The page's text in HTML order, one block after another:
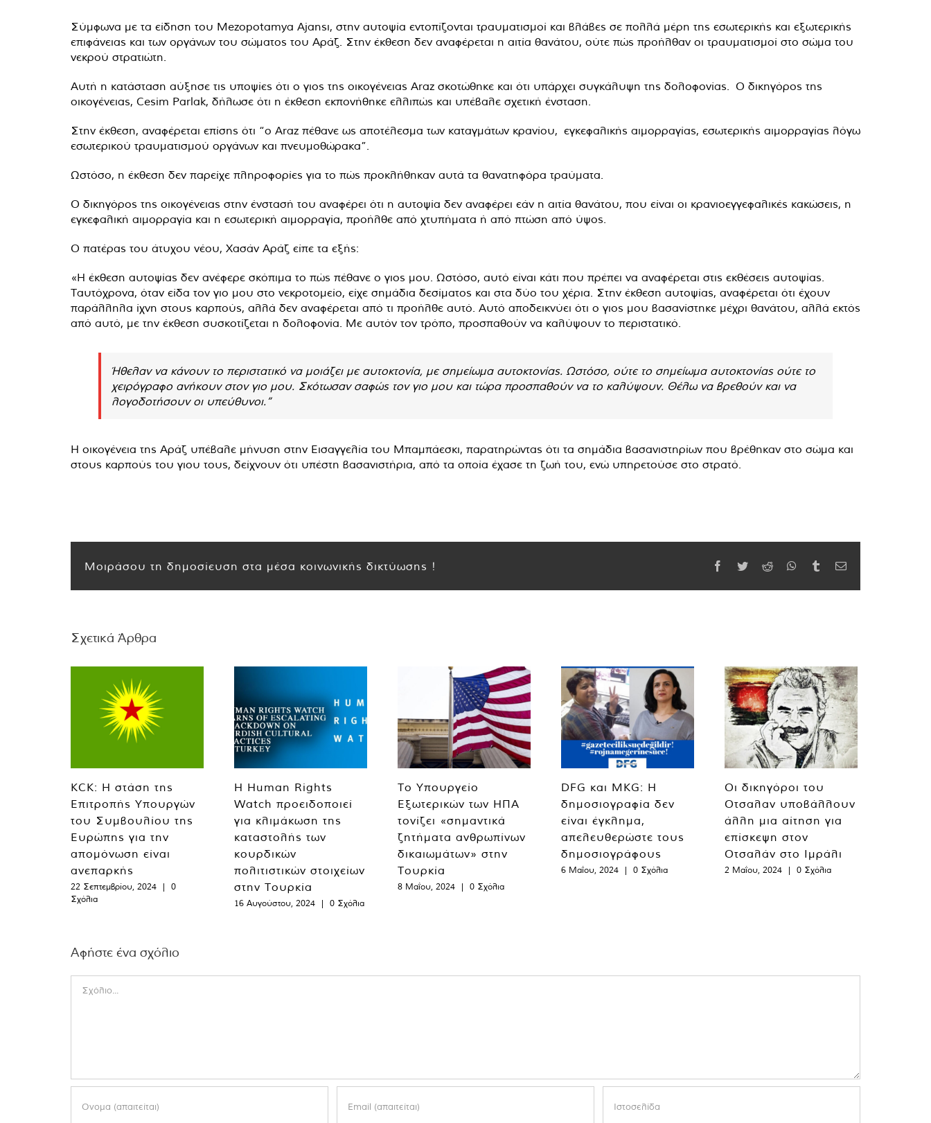
Σύμφωνα με τα είδηση του Mezopotamya Ajansı, στην αυτοψία εντοπίζονται τραυματισμοί και βλάβες σε πολλά μέρη της εσωτερικής και εξωτερικής
επιφάνειας και των οργάνων του σώματος του Αράζ. Στην έκθεση δεν αναφέρεται η αιτία θανάτου, ούτε πώς προήλθαν οι τραυματισμοί στο σώμα του
νεκρού στρατιώτη.
Αυτή η κατάσταση αύξησε τις υποψίες ότι ο γιος της οικογένειας Araz σκοτώθηκε και ότι υπάρχει συγκάλυψη της δολοφονίας. Ο δικηγόρος της
οικογένειας, Cesim Parlak, δήλωσε ότι η έκθεση εκπονήθηκε ελλιπώς και υπέβαλε σχετική ένσταση.
Στην έκθεση, αναφέρεται επίσης ότι “ο Araz πέθανε ως αποτέλεσμα των καταγμάτων κρανίου, εγκεφαλικής αιμορραγίας, εσωτερικής αιμορραγίας λόγω
εσωτερικού τραυματισμού οργάνων και πνευμοθώρακα”.
Ωστόσο, η έκθεση δεν παρείχε πληροφορίες για το πώς προκλήθηκαν αυτά τα θανατηφόρα τραύματα.
Ο δικηγόρος της οικογένειας στην ένστασή του αναφέρει ότι η αυτοψία δεν αναφέρει εάν η αιτία θανάτου, που είναι οι κρανιοεγγεφαλικές κακώσεις, η
εγκεφαλική αιμορραγία και η εσωτερική αιμορραγία, προήλθε από χτυπήματα ή από πτώση από ύψος.
Ο πατέρας του άτυχου νέου, Χασάν Αράζ είπε τα εξής:
«Η έκθεση αυτοψίας δεν ανέφερε σκόπιμα το πώς πέθανε ο γιος μου. Ωστόσο, αυτό είναι κάτι που πρέπει να αναφέρεται στις εκθέσεις αυτοψίας.
Ταυτόχρονα, όταν είδα τον γιο μου στο νεκροτομείο, είχε σημάδια δεσίματος και στα δύο του χέρια. Στην έκθεση αυτοψίας, αναφέρεται ότι έχουν
παράλληλα ίχνη στους καρπούς, αλλά δεν αναφέρεται από τι προήλθε αυτό. Αυτό αποδεικνύει ότι ο γιος μου βασανίστηκε μέχρι θανάτου, αλλά εκτός
από αυτό, με την έκθεση συσκοτίζεται η δολοφονία. Με αυτόν τον τρόπο, προσπαθούν να καλύψουν το περιστατικό.
Ήθελαν να κάνουν το περιστατικό να μοιάζει με αυτοκτονία, με σημείωμα αυτοκτονίας. Ωστόσο, ούτε το σημείωμα αυτοκτονίας ούτε το
χειρόγραφο ανήκουν στον γιο μου. Σκότωσαν σαφώς τον γιο μου και τώρα προσπαθούν να το καλύψουν. Θέλω να βρεθούν και να
λογοδοτήσουν οι υπεύθυνοι.”
Η οικογένεια της Αράζ υπέβαλε μήνυση στην Εισαγγελία του Μπαμπάεσκι, παρατηρώντας ότι τα σημάδια βασανιστηρίων που βρέθηκαν στο σώμα και
στους καρπούς του γιου τους, δείχνουν ότι υπέστη βασανιστήρια, από τα οποία έχασε τη ζωή του, ενώ υπηρετούσε στο στρατό.
Μοιράσου τη δημοσίευση στα μέσα κοινωνικής δικτύωσης ! Facebook
TwitterReddit WhatsApp
TumblrEmail
Σχετικά Άρθρα
KCK: Η στάση της
Επιτροπής Υπουργών
του Συμβουλίου της
Ευρώπης για την
απομόνωση είναι
ανεπαρκής
22 Σεπτεμβρίου, 2024 |
0
Σχόλια
Η Human Rights
Watch προειδοποιεί
για κλιμάκωση της
καταστολής των
κουρδικών
πολιτιστικών στοιχείων
στην Τουρκία
16 Αυγούστου, 2024 | 0 Σχόλια
Το Υπουργείο
Εξωτερικών των ΗΠΑ
τονίζει «σημαντικά
ζητήματα ανθρωπίνων
δικαιωμάτων» στην
Τουρκία
8 Μαΐου, 2024 | 0 Σχόλια
DFG και MKG: Η
δημοσιογραφία δεν
είναι έγκλημα,
απελευθερώστε τους
δημοσιογράφους
6 Μαΐου, 2024 | 0 Σχόλια
Οι δικηγόροι του
Οτσαλαν υποβάλλουν
άλλη μια αίτηση για
επίσκεψη στον
Οτσαλάν στο Ιμράλι
2 Μαΐου, 2024 | 0 Σχόλια
Αφήστε ένα σχόλιο